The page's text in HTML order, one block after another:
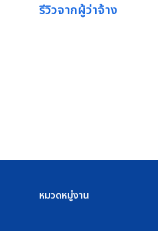
รีวิวจากผู้ว่าจ้าง
หมวดหมู่งาน